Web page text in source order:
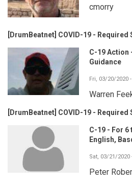
cmorry
[DrumBeatnet] COVID-19 -
C-19 Action
Guidance
Fri, 03/20/2020
Warren
[DrumBeatnet] COVID-19 -
C-19 - For 6
English,
Sat, 03/21/2020
Peter